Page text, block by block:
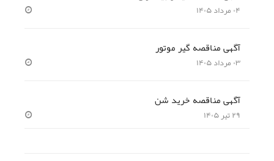
۰۴ مرداد ۱۴۰۵
آگهی مناقصه گیر موتور
۰۳ مرداد ۱۴۰۵
آگهی مناقصه خرید شن
۲۹ تیر ۱۴۰۵